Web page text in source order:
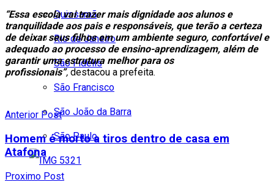
Quissamã
Rio de Janeiro
São Fidélis
São Francisco
São João da Barra
São Paulo
“Essa escola vai trazer mais dignidade aos alunos e
tranquilidade aos pais e responsáveis, que terão a certeza
de deixar seus filhos em um ambiente seguro, confortável e
adequado ao processo de ensino-aprendizagem, além de
garantir uma estrutura melhor para os
profissionais”, destacou a prefeita.
Anterior Post
Homem é morto a tiros dentro de casa em
Atafona
Proximo Post